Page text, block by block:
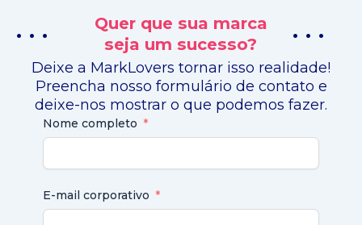
. . .
Quer que sua marca
seja um sucesso?
. . .
Deixe a MarkLovers tornar isso realidade!
Preencha nosso formulário de contato e
deixe-nos mostrar o que podemos fazer.
Nome completo
E-mail corporativo